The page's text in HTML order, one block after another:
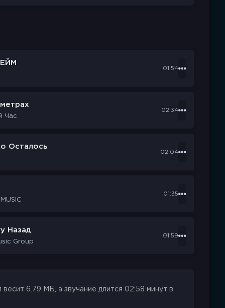
01:54
Час
02:34
Осталось
02:04
01:35
Назад
Group
01:59
6.79 МБ, а звучание длится 02:58 минут в